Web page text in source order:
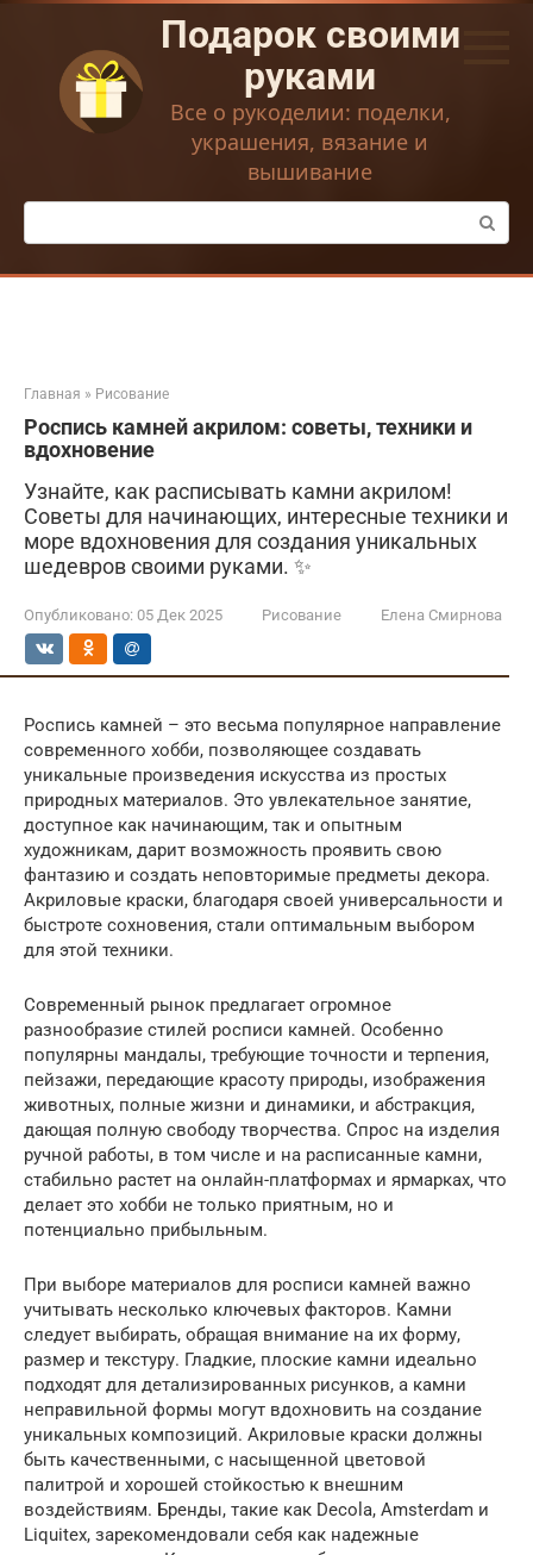
Перейти
контенту
Подарок своими
руками
Все о рукоделии: поделки,
украшения, вязание и
вышивание
Поиск:
Главная » Рисование
Роспись камней акрилом: советы, техники и
вдохновение
Узнайте, как расписывать камни акрилом!
Советы для начинающих, интересные техники и
море вдохновения для создания уникальных
шедевров своими руками. ✨
Опубликовано: 05 Дек 2025 Рисование Елена Смирнова
Роспись камней – это весьма популярное направление
современного хобби, позволяющее создавать
уникальные произведения искусства из простых
природных материалов. Это увлекательное занятие,
доступное как начинающим, так и опытным
художникам, дарит возможность проявить свою
фантазию и создать неповторимые предметы декора.
Акриловые краски, благодаря своей универсальности и
быстроте сохновения, стали оптимальным выбором
для этой техники.
Современный рынок предлагает огромное
разнообразие стилей росписи камней. Особенно
популярны мандалы, требующие точности и терпения,
пейзажи, передающие красоту природы, изображения
животных, полные жизни и динамики, и абстракция,
дающая полную свободу творчества. Спрос на изделия
ручной работы, в том числе и на расписанные камни,
стабильно растет на онлайн-платформах и ярмарках, что
делает это хобби не только приятным, но и
потенциально прибыльным.
При выборе материалов для росписи камней важно
учитывать несколько ключевых факторов. Камни
следует выбирать, обращая внимание на их форму,
размер и текстуру. Гладкие, плоские камни идеально
подходят для детализированных рисунков, а камни
неправильной формы могут вдохновить на создание
уникальных композиций. Акриловые краски должны
быть качественными, с насыщенной цветовой
палитрой и хорошей стойкостью к внешним
воздействиям. Бренды, такие как Decola, Amsterdam и
Liquitex, зарекомендовали себя как надежные